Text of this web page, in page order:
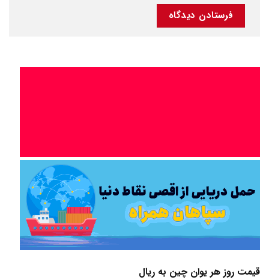
قیمت روز هر یوان چین به ریال